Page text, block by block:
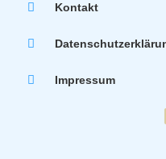
Kontakt
Impressum